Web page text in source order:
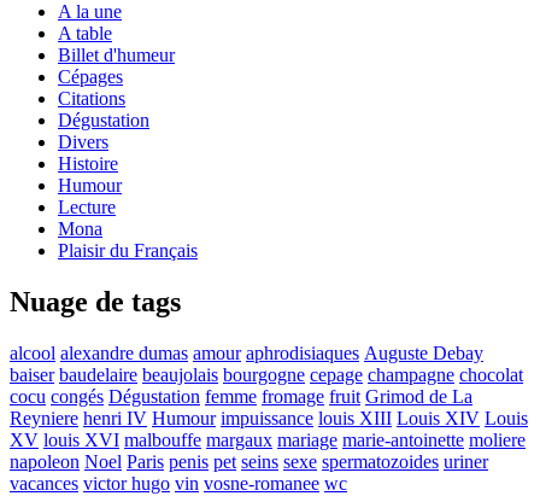
A la une
A table
Billet d'humeur
Cépages
Citations
Dégustation
Divers
Histoire
Humour
Lecture
Mona
Plaisir du Français
Nuage de tags
alcool alexandre dumas amour aphrodisiaques Auguste Debay
baiser baudelaire beaujolais bourgogne cepage champagne chocolat
cocu congés Dégustation femme fromage fruit Grimod de La
Reyniere henri IV Humour impuissance louis XIII Louis XIV Louis
XV louis XVI malbouffe margaux mariage marie-antoinette moliere
napoleon Noel Paris penis pet seins sexe spermatozoides uriner
vacances victor hugo vin vosne-romanee wc